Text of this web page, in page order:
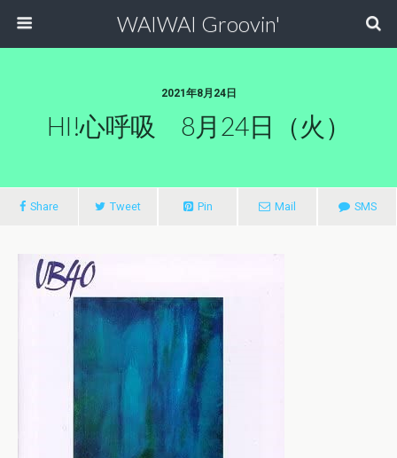
WAIWAI Groovin'
2021年8月24日
HI!心呼吸 8月24日（火）
Share Tweet Pin Mail SMS